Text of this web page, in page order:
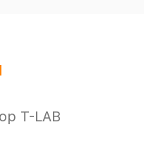
T-LAB